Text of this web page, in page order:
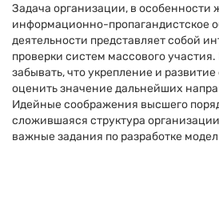
Задача организации, в особенности
информационно-пропагандистское
деятельности представляет собой
проверки систем массового
забывать, что укрепление и
оценить значение дальнейших
Идейные соображения высшего
сложившаяся структура
важные задания по разработке